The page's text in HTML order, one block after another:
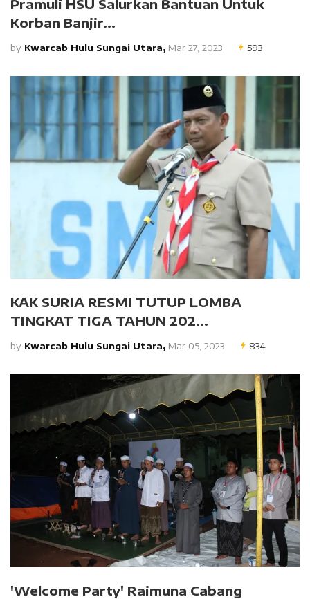
Pramuli HSU Salurkan Bantuan Untuk
Korban Banjir...
by Kwarcab Hulu Sungai Utara, Mar 27, 2023 593
KAK SURIA RESMI TUTUP LOMBA
TINGKAT TIGA TAHUN 202...
by Kwarcab Hulu Sungai Utara, Mar 05, 2023 834
'Welcome Party' Raimuna Cabang